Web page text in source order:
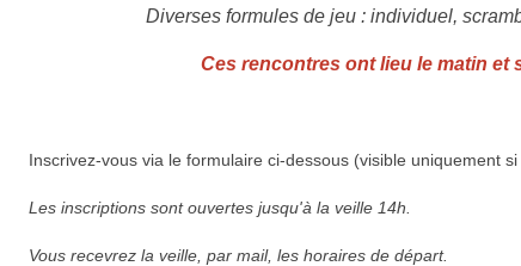
Diverses formules de jeu : individuel,
Ces rencontres ont lieu le matin
Inscrivez-vous via le formulaire ci-dessous (visible uniquement
Les inscriptions sont ouvertes jusqu'à la veille 14h.
Vous recevrez la veille, par mail, les horaires de départ.